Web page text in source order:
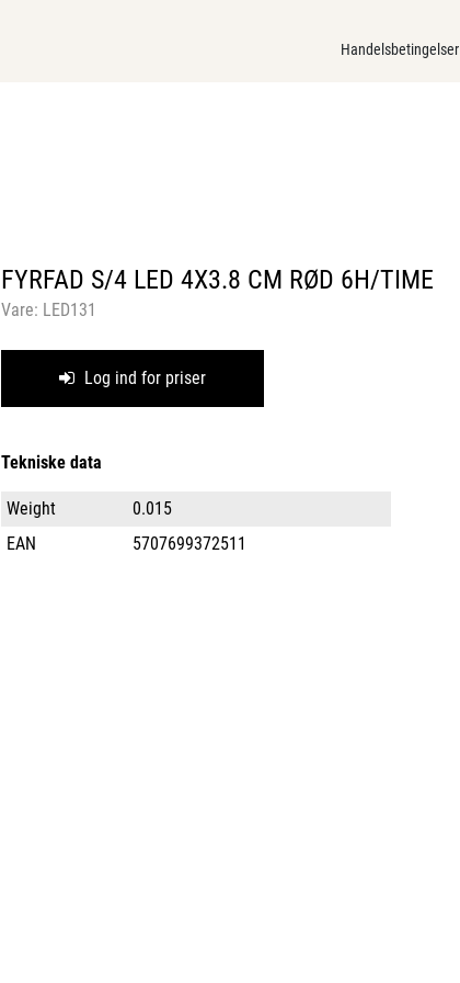
Handelsbetingelser
FYRFAD S/4 LED 4X3.8 CM RØD 6H/TIME
Vare: LED131
Log ind for priser
Tekniske data
Weight
0.015
EAN
5707699372511